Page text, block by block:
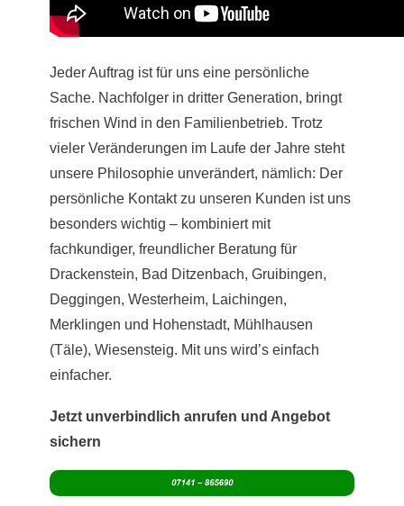
Jeder Auftrag ist für uns eine persönliche
Sache. Nachfolger in dritter Generation, bringt
frischen Wind in den Familienbetrieb. Trotz
vieler Veränderungen im Laufe der Jahre steht
unsere Philosophie unverändert, nämlich: Der
persönliche Kontakt zu unseren Kunden ist uns
besonders wichtig – kombiniert mit
fachkundiger, freundlicher Beratung für
Drackenstein, Bad Ditzenbach, Gruibingen,
Deggingen, Westerheim, Laichingen,
Merklingen und Hohenstadt, Mühlhausen
(Täle), Wiesensteig. Mit uns wird’s einfach
einfacher.
Jetzt unverbindlich anrufen und Angebot
sichern